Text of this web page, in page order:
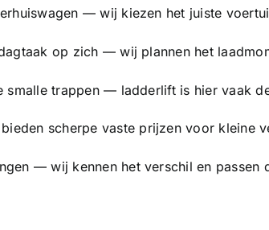
— wij kiezen het juiste
op zich — wij plannen het
smalle trappen — ladderlift is hier vaak
scherpe vaste prijzen voor kleine
— wij kennen het verschil en passen